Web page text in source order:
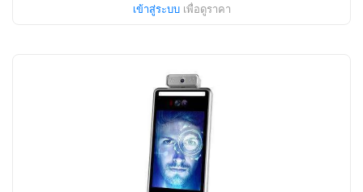
เข้าสู่ระบบเพื่อดูราคา